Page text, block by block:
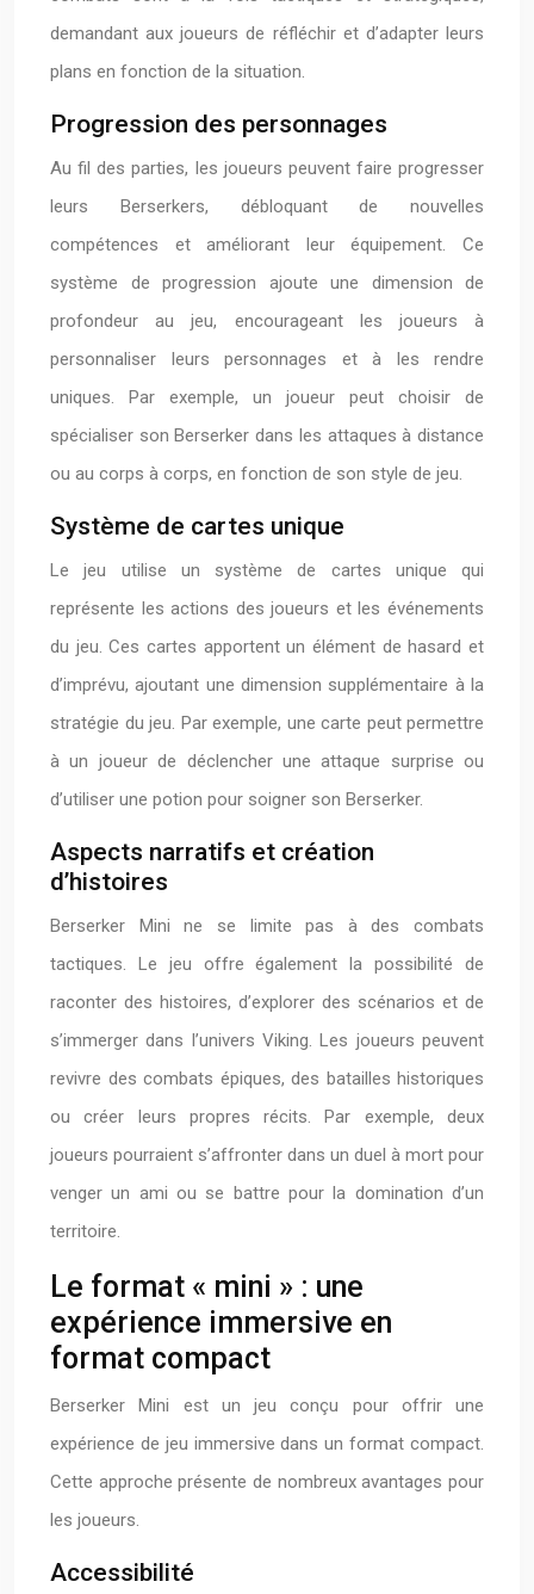
demandant aux joueurs de réfléchir et d’adapter leurs
plans en fonction de la situation.
Progression des personnages
Au fil des parties, les joueurs peuvent faire progresser
leurs Berserkers, débloquant de nouvelles
compétences et améliorant leur équipement. Ce
système de progression ajoute une dimension de
profondeur au jeu, encourageant les joueurs à
personnaliser leurs personnages et à les rendre
uniques. Par exemple, un joueur peut choisir de
spécialiser son Berserker dans les attaques à distance
ou au corps à corps, en fonction de son style de jeu.
Système de cartes unique
Le jeu utilise un système de cartes unique qui
représente les actions des joueurs et les événements
du jeu. Ces cartes apportent un élément de hasard et
d’imprévu, ajoutant une dimension supplémentaire à la
stratégie du jeu. Par exemple, une carte peut permettre
à un joueur de déclencher une attaque surprise ou
d’utiliser une potion pour soigner son Berserker.
Aspects narratifs et création
d’histoires
Berserker Mini ne se limite pas à des combats
tactiques. Le jeu offre également la possibilité de
raconter des histoires, d’explorer des scénarios et de
s’immerger dans l’univers Viking. Les joueurs peuvent
revivre des combats épiques, des batailles historiques
ou créer leurs propres récits. Par exemple, deux
joueurs pourraient s’affronter dans un duel à mort pour
venger un ami ou se battre pour la domination d’un
territoire.
Le format « mini » : une
expérience immersive en
format compact
Berserker Mini est un jeu conçu pour offrir une
expérience de jeu immersive dans un format compact.
Cette approche présente de nombreux avantages pour
les joueurs.
Accessibilité